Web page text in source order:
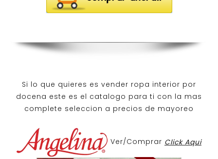
Si lo que quieres es vender ropa interior por
docena este es el catalogo para ti con la mas
complete seleccion a precios de mayoreo
Ver/Comprar Click Aqui